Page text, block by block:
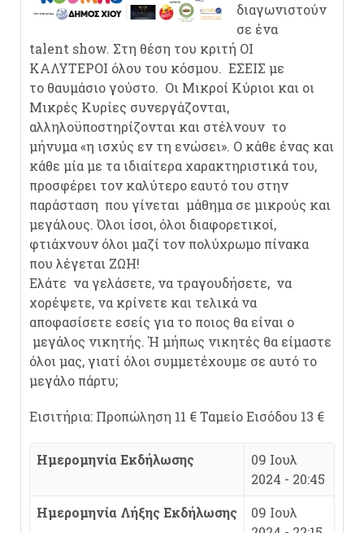
διαγωνιστούν
σε ένα
talent show. Στη θέση του κριτή ΟΙ
ΚΑΛΥΤΕΡΟΙ όλου του κόσμου. ΕΣΕΙΣ με
το θαυμάσιο γούστο. Οι Μικροί Κύριοι και οι
Μικρές Κυρίες συνεργάζονται,
αλληλοϋποστηρίζονται και στέλνουν το
μήνυμα «η ισχύς εν τη ενώσει». Ο κάθε ένας και
κάθε μία με τα ιδιαίτερα χαρακτηριστικά του,
προσφέρει τον καλύτερο εαυτό του στην
παράσταση που γίνεται μάθημα σε μικρούς και
μεγάλους. Όλοι ίσοι, όλοι διαφορετικοί,
φτιάχνουν όλοι μαζί τον πολύχρωμο πίνακα
που λέγεται ΖΩΗ!
Ελάτε να γελάσετε, να τραγουδήσετε, να
χορέψετε, να κρίνετε και τελικά να
αποφασίσετε εσείς για το ποιος θα είναι ο
μεγάλος νικητής. Ή μήπως νικητές θα είμαστε
όλοι μας, γιατί όλοι συμμετέχουμε σε αυτό το
μεγάλο πάρτυ;
Εισιτήρια: Προπώληση 11 € Ταμείο Εισόδου 13 €
Ημερομηνία Εκδήλωσης
09 Ιουλ
2024 - 20:45
Ημερομηνία Λήξης Εκδήλωσης
09 Ιουλ